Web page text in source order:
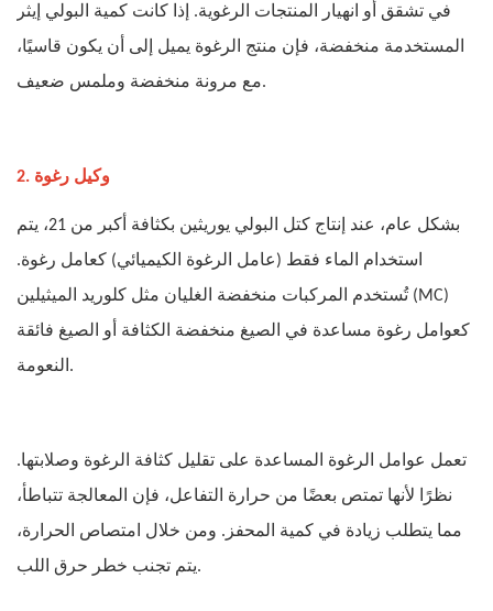
في تشقق أو انهيار المنتجات الرغوية. إذا كانت كمية البولي إيثر
المستخدمة منخفضة، فإن منتج الرغوة يميل إلى أن يكون قاسيًا،
مع مرونة منخفضة وملمس ضعيف.
2. وكيل رغوة
بشكل عام، عند إنتاج كتل البولي يوريثين بكثافة أكبر من 21، يتم
استخدام الماء فقط (عامل الرغوة الكيميائي) كعامل رغوة.
تُستخدم المركبات منخفضة الغليان مثل كلوريد الميثيلين (MC)
كعوامل رغوة مساعدة في الصيغ منخفضة الكثافة أو الصيغ فائقة
النعومة.
تعمل عوامل الرغوة المساعدة على تقليل كثافة الرغوة وصلابتها.
نظرًا لأنها تمتص بعضًا من حرارة التفاعل، فإن المعالجة تتباطأ،
مما يتطلب زيادة في كمية المحفز. ومن خلال امتصاص الحرارة،
يتم تجنب خطر حرق اللب.